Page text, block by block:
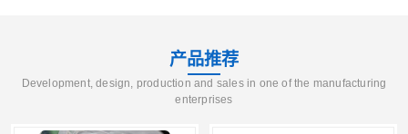
产品推荐
Development, design, production and sales in one of the manufacturing
enterprises